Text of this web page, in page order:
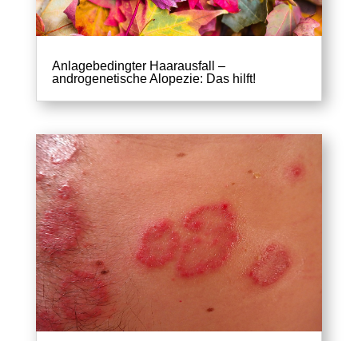
Anlagebedingter Haarausfall –
androgenetische Alopezie: Das hilft!